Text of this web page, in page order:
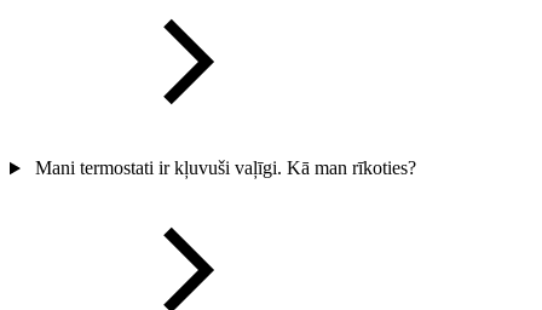
Mani termostati ir kļuvuši vaļīgi. Kā man rīkoties?